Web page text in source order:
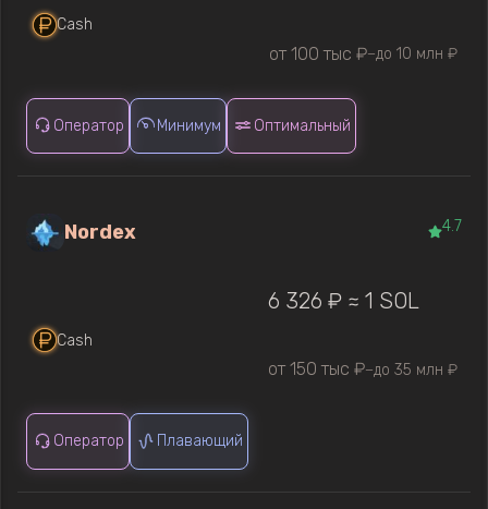
Cash
от 100 тыс ₽—до 10 млн ₽
Оператор Минимум Оптимальный
Nordex 4.7
Cash
6 326 ₽ ≈ 1 SOL
от 150 тыс ₽—до 35 млн ₽
Оператор Плавающий